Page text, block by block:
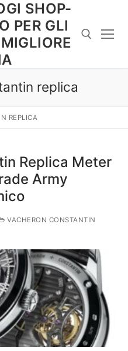
SHOP-
PER GLI
replica
REPLICA
Replica Meter
Army
VACHERON CONSTANTIN